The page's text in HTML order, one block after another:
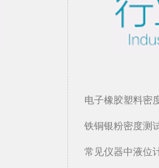
电子橡胶塑料密
铁铜银粉密度测
常见仪器中液位